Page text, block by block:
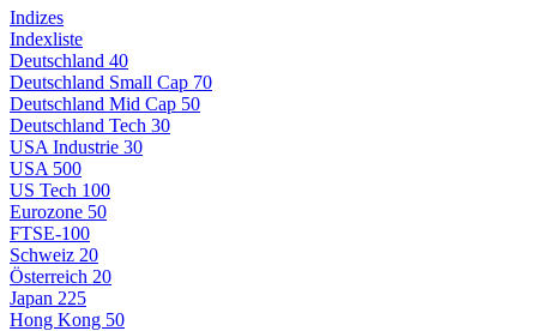
Indizes
Indexliste
Deutschland 40
Deutschland Small Cap 70
Deutschland Mid Cap 50
Deutschland Tech 30
USA Industrie 30
USA 500
US Tech 100
Eurozone 50
FTSE-100
Schweiz 20
Österreich 20
Japan 225
Hong Kong 50